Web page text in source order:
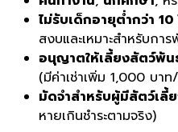
ไม่รับเด็กอายุต่ำกว่า 10
สงบและเหมาะสำหรับกา
อนุญาตให้เลี้ยงสัตว์พัน
(มีค่าเช่าเพิ่ม 1,000 บ
มัดจำสำหรับผู้มีสัตว์เลี้
หายเกินชำระตามจริง)